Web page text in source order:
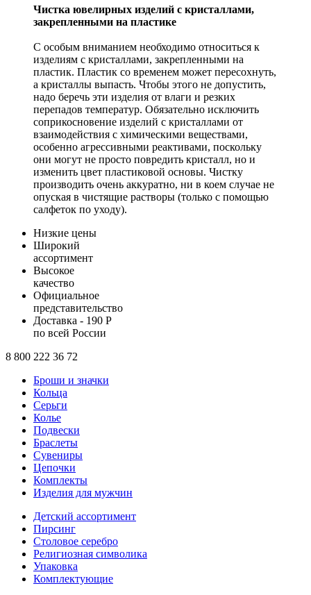
Чистка ювелирных изделий с кристаллами,
закрепленными на пластике
С особым вниманием необходимо относиться к
изделиям с кристаллами, закрепленными на
пластик. Пластик со временем может пересохнуть,
а кристаллы выпасть. Чтобы этого не допустить,
надо беречь эти изделия от влаги и резких
перепадов температур. Обязательно исключить
соприкосновение изделий с кристаллами от
взаимодействия с химическими веществами,
особенно агрессивными реактивами, поскольку
они могут не просто повредить кристалл, но и
изменить цвет пластиковой основы. Чистку
производить очень аккуратно, ни в коем случае не
опуская в чистящие растворы (только с помощью
салфеток по уходу).
Низкие цены
Широкий
ассортимент
Высокое
качество
Официальное
представительство
Доставка - 190 Р
по всей России
8 800 222 36 72
Броши и значки
Кольца
Серьги
Колье
Подвески
Браслеты
Сувениры
Цепочки
Комплекты
Изделия для мужчин
Детский ассортимент
Пирсинг
Столовое серебро
Религиозная символика
Упаковка
Комплектующие